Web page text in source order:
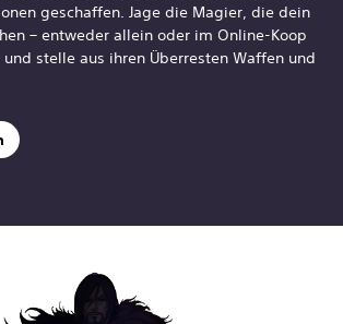
geschaffen. Jage die Magier, die dein
– entweder allein oder im Online-Koop
stelle aus ihren Überresten Waffen und